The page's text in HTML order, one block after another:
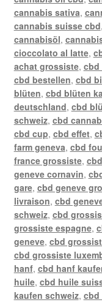
cannabis sativa,
cannabis suisse cbd,
cannabisöl,
cioccolato al latte,
achat grossiste, cbd
cbd bestellen, cbd
blüten, cbd blüten
deutschland, cbd
schweiz, cbd
cbd cup, cbd effet,
farm geneva, cbd
france grossiste,
geneve cornavin,
gare, cbd geneve
livraison, cbd
schweiz, cbd
grossiste espagne,
geneve, cbd
cbd grossiste
hanf, cbd hanf
huile, cbd huile
kaufen schweiz, cbd